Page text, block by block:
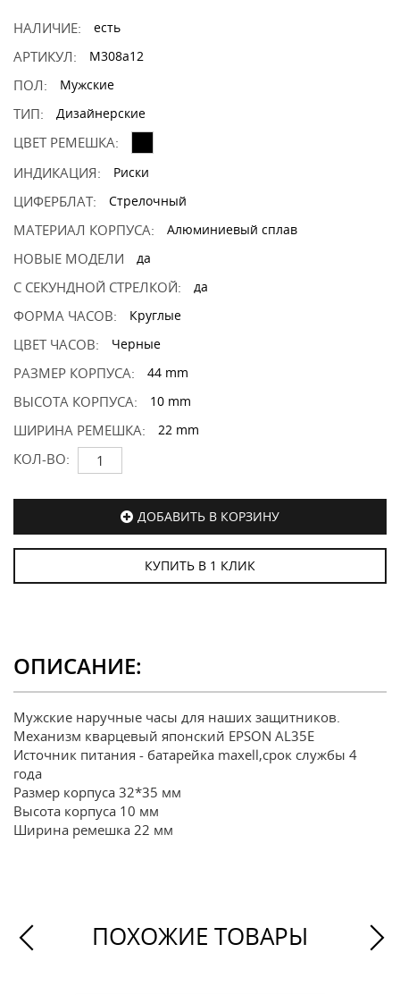
НАЛИЧИЕ: есть
АРТИКУЛ: M308a12
ПОЛ: Мужские
ТИП: Дизайнерские
ЦВЕТ РЕМЕШКА:
ИНДИКАЦИЯ:
Риски
ЦИФЕРБЛАТ: Стрелочный
МАТЕРИАЛ КОРПУСА: Алюминиевый сплав
НОВЫЕ МОДЕЛИ да
С СЕКУНДНОЙ СТРЕЛКОЙ: да
ФОРМА ЧАСОВ: Круглые
ЦВЕТ ЧАСОВ: Черные
РАЗМЕР КОРПУСА: 44 mm
ВЫСОТА КОРПУСА: 10 mm
ШИРИНА РЕМЕШКА: 22 mm
КОЛ-ВО:
ДОБАВИТЬ В КОРЗИНУ
КУПИТЬ В 1 КЛИК
ОПИСАНИЕ:
Мужские наручные часы для наших защитников.
Механизм кварцевый японский EPSON AL35E
Источник питания - батарейка maxell,срок службы 4
года
Размер корпуса 32*35 мм
Высота корпуса 10 мм
Ширина ремешка 22 мм
ПОХОЖИЕ ТОВАРЫ